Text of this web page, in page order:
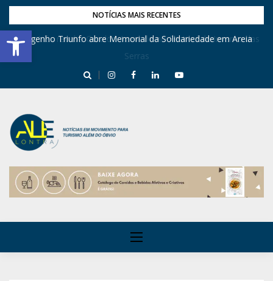
Barra de Ferramentas Aberta
NOTÍCIAS MAIS RECENTES
Engenho Triunfo abre Memorial da Solidariedade em Areia